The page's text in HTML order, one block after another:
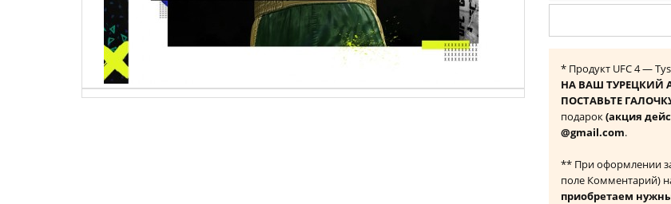
* Продукт UFC 4 —
НА ВАШ ТУРЕЦКИЙ
ПОСТАВЬТЕ
подарок(акция
@gmail.com.
** При оформлении
поле Комментарий)
приобретаем